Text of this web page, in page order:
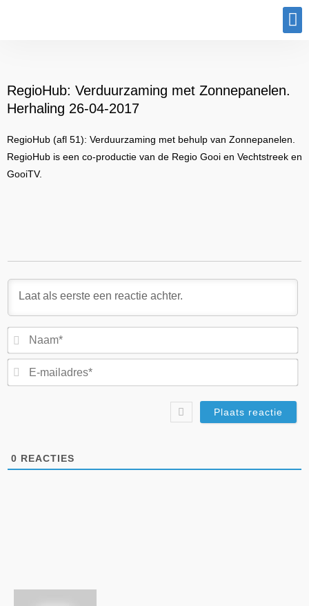
RegioHub: Verduurzaming met Zonnepanelen.
Herhaling 26-04-2017
RegioHub (afl 51): Verduurzaming met behulp van Zonnepanelen.
RegioHub is een co-productie van de Regio Gooi en Vechtstreek en
GooiTV.
0 REACTIES